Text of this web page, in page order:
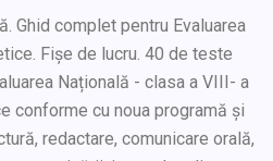
Ghid complet pentru Evaluarea
Fișe de lucru. 40 de teste
Națională - clasa a VIII- a
conforme cu noua programă și
redactare, comunicare orală,